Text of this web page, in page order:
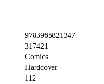
9783965821347
317421
Comics
Hardcover
112